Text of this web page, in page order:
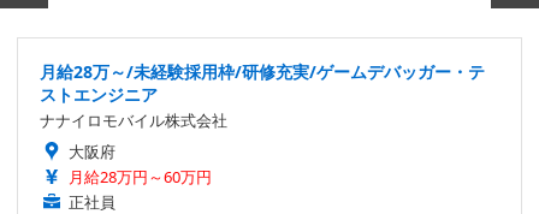
月給28万～/未経験採用枠/研修充実/ゲームデバッガー・テ
ストエンジニア
ナナイロモバイル株式会社
大阪府
月給28万円～60万円
正社員